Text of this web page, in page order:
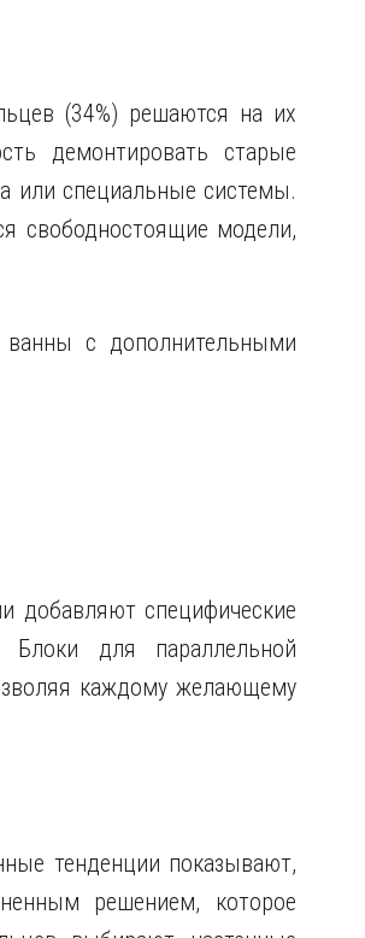
(34%) решаются на их
демонтировать старые
или специальные системы.
свободностоящие модели,
с дополнительными
добавляют специфические
для параллельной
каждому желающему
тенденции показывают,
решением, которое